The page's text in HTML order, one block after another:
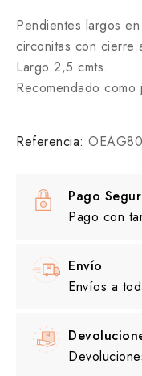
Pendientes largos
circonitas con cierre
Largo 2,5 cmts.
Recomendado
Referencia: OEAG80
Pago
Pago con
Envío
Envíos a